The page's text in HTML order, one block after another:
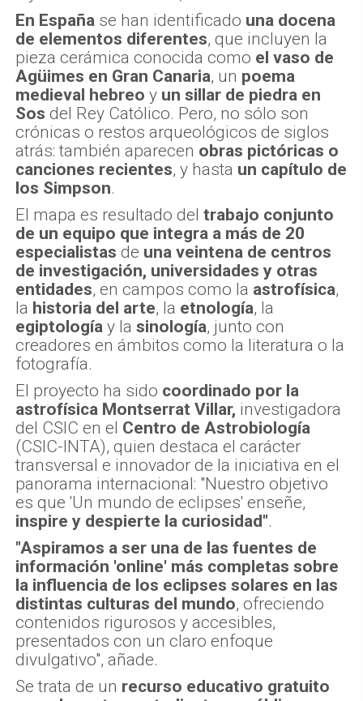
En España se han identificado una docena
de elementos diferentes, que incluyen la
pieza cerámica conocida como el vaso de
Agüimes en Gran Canaria, un poema
medieval hebreo y un sillar de piedra en
Sos del Rey Católico. Pero, no sólo son
crónicas o restos arqueológicos de siglos
atrás: también aparecen obras pictóricas o
canciones recientes, y hasta un capítulo de
los Simpson.
El mapa es resultado del trabajo conjunto
de un equipo que integra a más de 20
especialistas de una veintena de centros
de investigación, universidades y otras
entidades, en campos como la astrofísica,
la historia del arte, la etnología, la
egiptología y la sinología, junto con
creadores en ámbitos como la literatura o la
fotografía.
El proyecto ha sido coordinado por la
astrofísica Montserrat Villar, investigadora
del CSIC en el Centro de Astrobiología
(CSIC-INTA), quien destaca el carácter
transversal e innovador de la iniciativa en el
panorama internacional: "Nuestro objetivo
es que 'Un mundo de eclipses' enseñe,
inspire y despierte la curiosidad".
"Aspiramos a ser una de las fuentes de
información 'online' más completas sobre
la influencia de los eclipses solares en las
distintas culturas del mundo, ofreciendo
contenidos rigurosos y accesibles,
presentados con un claro enfoque
divulgativo", añade.
Se trata de un recurso educativo gratuito